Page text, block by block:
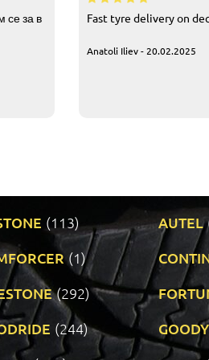
се за в
Fast tyre delivery on
Anatoli Iliev - 20.02.2025
(113) AUTEL
(1)
(292)
(244)